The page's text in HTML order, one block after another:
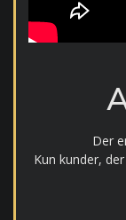
Der
Kun kunder,